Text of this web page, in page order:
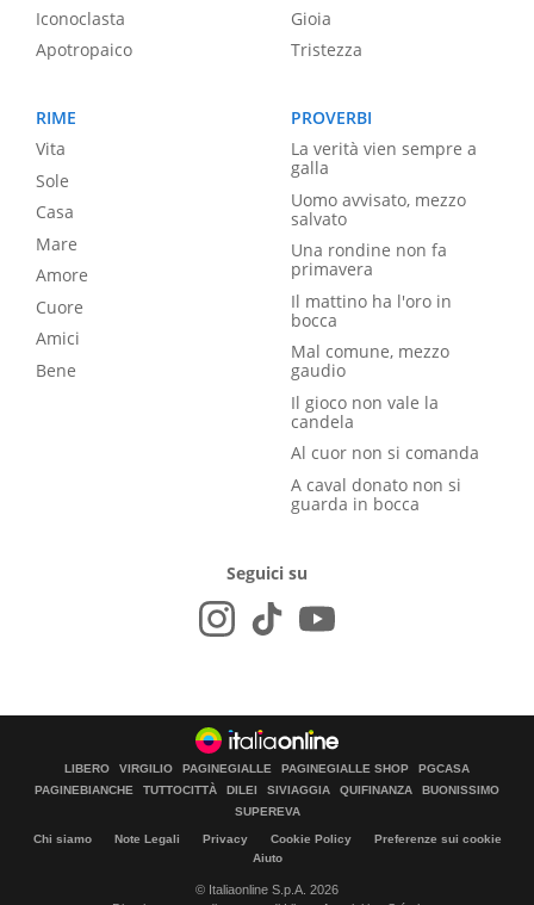
Iconoclasta
Apotropaico
Gioia
Tristezza
RIME
Vita
Sole
Casa
Mare
Amore
Cuore
Amici
Bene
PROVERBI
La verità vien sempre a
galla
Uomo avvisato, mezzo
salvato
Una rondine non fa
primavera
Il mattino ha l'oro in
bocca
Mal comune, mezzo
gaudio
Il gioco non vale la
candela
Al cuor non si comanda
A caval donato non si
guarda in bocca
Seguici su
LIBERO VIRGILIO PAGINEGIALLE PAGINEGIALLE SHOP
PGCASA
PAGINEBIANCHE
TUTTOCITTÀ DILEI SIVIAGGIA QUIFINANZA
BUONISSIMO
SUPEREVA
Chi siamo Note Legali Privacy Cookie Policy
Preferenze sui cookie
Aiuto
© Italiaonline S.p.A. 2026